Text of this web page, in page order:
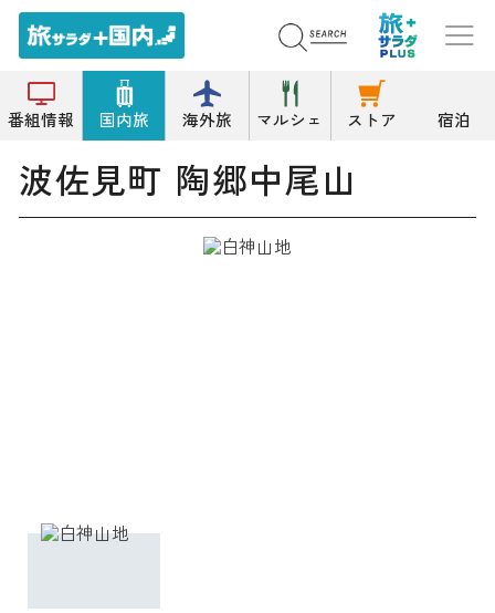
番組情報 国内旅 海外旅 マルシェ ストア 宿泊
トップ 伝統的町並み/家並み 波佐見町 陶郷中尾山
波佐見町 陶郷中尾山